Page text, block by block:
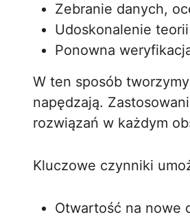
Zebranie danych,
Udoskonalenie
Ponowna
W ten sposób
napędzają.
rozwiązań w każdym
Kluczowe czynniki
Otwartość na nowe